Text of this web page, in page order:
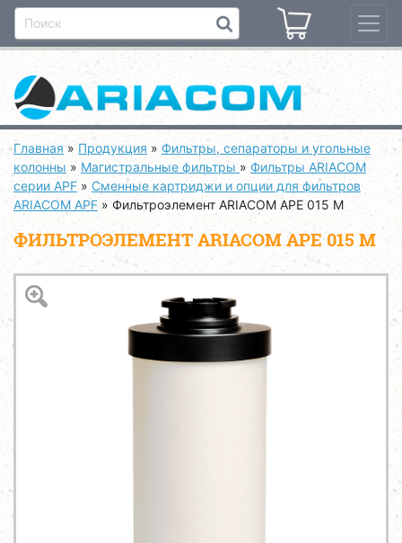
Главная » Продукция » Фильтры, сепараторы и угольные
колонны » Магистральные фильтры » Фильтры ARIACOM
серии APF » Сменные картриджи и опции для фильтров
ARIACOM APF » Фильтроэлемент ARIACOM APE 015 M
ФИЛЬТРОЭЛЕМЕНТ ARIACOM APE 015 M